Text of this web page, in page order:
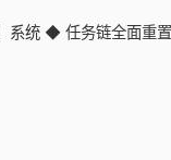
统 ◆ 任务链全面重